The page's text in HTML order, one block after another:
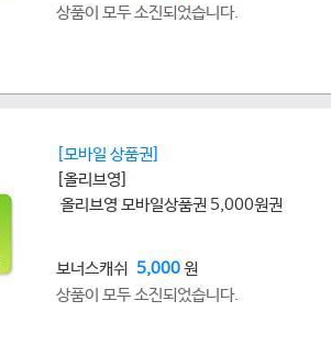
상품이 모두 소진되었습니다.
[모바일 상품권]
[올리브영]
올리브영 모바일상품권 5,000원권
보너스캐쉬 5,000원
상품이 모두 소진되었습니다.